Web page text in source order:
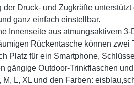
Druck- und Zugkräfte
ganz einfach einstellbar.
Innenseite aus atmungsaktivem
Rückentasche können
Platz für ein Smartphone,
gängige Outdoor-Trinkflaschen
L, XL und den Farben: